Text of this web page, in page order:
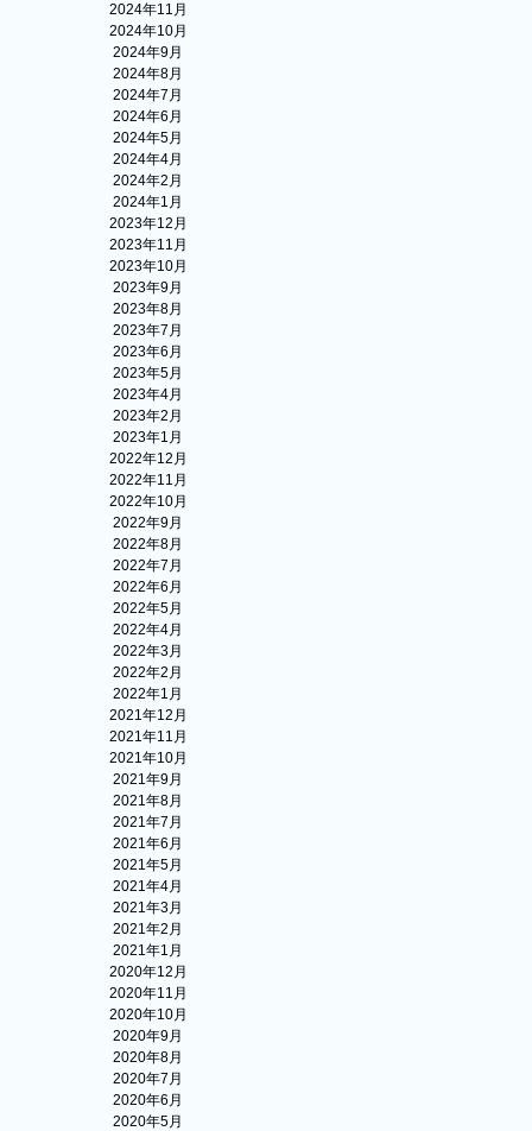
2024年11月
2024年10月
2024年9月
2024年8月
2024年7月
2024年6月
2024年5月
2024年4月
2024年2月
2024年1月
2023年12月
2023年11月
2023年10月
2023年9月
2023年8月
2023年7月
2023年6月
2023年5月
2023年4月
2023年2月
2023年1月
2022年12月
2022年11月
2022年10月
2022年9月
2022年8月
2022年7月
2022年6月
2022年5月
2022年4月
2022年3月
2022年2月
2022年1月
2021年12月
2021年11月
2021年10月
2021年9月
2021年8月
2021年7月
2021年6月
2021年5月
2021年4月
2021年3月
2021年2月
2021年1月
2020年12月
2020年11月
2020年10月
2020年9月
2020年8月
2020年7月
2020年6月
2020年5月